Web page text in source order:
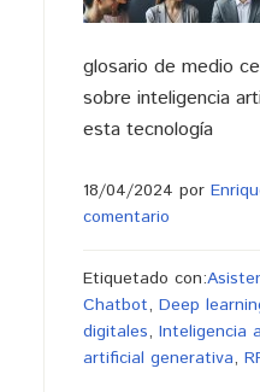
glosario de medio
sobre inteligencia
esta tecnología
18/04/2024 por
comentario
Etiquetado con:
Chatbot, Deep
digitales, Inteligencia
artificial generativa,